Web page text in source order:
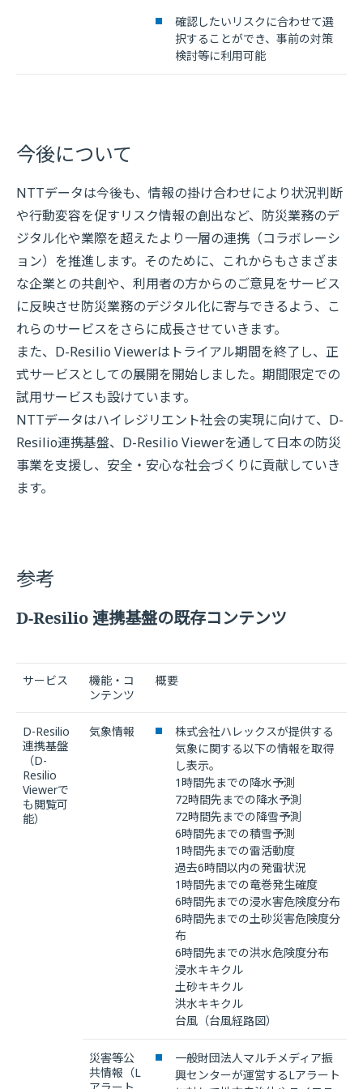
確認したいリスクに合わせて選
択することができ、事前の対策
検討等に利用可能
今後について
NTTデータは今後も、情報の掛け合わせにより状況判断
や行動変容を促すリスク情報の創出など、防災業務のデ
ジタル化や業際を超えたより一層の連携（コラボレーシ
ョン）を推進します。そのために、これからもさまざま
な企業との共創や、利用者の方からのご意見をサービス
に反映させ防災業務のデジタル化に寄与できるよう、こ
れらのサービスをさらに成長させていきます。
また、D-Resilio Viewerはトライアル期間を終了し、正
式サービスとしての展開を開始しました。期間限定での
試用サービスも設けています。
NTTデータはハイレジリエント社会の実現に向けて、D-
Resilio連携基盤、D-Resilio Viewerを通して日本の防災
事業を支援し、安全・安心な社会づくりに貢献していき
ます。
参考
D-Resilio 連携基盤の既存コンテンツ
サービス
機能・コ
ンテンツ
概要
D-Resilio
連携基盤
（D-
Resilio
Viewerで
も閲覧可
能）
気象情報
株式会社ハレックスが提供する
気象に関する以下の情報を取得
し表示。
1時間先までの降水予測
72時間先までの降水予測
72時間先までの降雪予測
6時間先までの積雪予測
1時間先までの雷活動度
過去6時間以内の発雷状況
1時間先までの竜巻発生確度
6時間先までの浸水害危険度分布
6時間先までの土砂災害危険度分
布
6時間先までの洪水危険度分布
浸水キキクル
土砂キキクル
洪水キキクル
台風（台風経路図）
災害等公
共情報（L
一般財団法人マルチメディア振
興センターが運営するLアラート